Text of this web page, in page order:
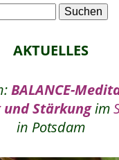
AKTUELLES
BALANCE-
Stärkungim
in Potsdam